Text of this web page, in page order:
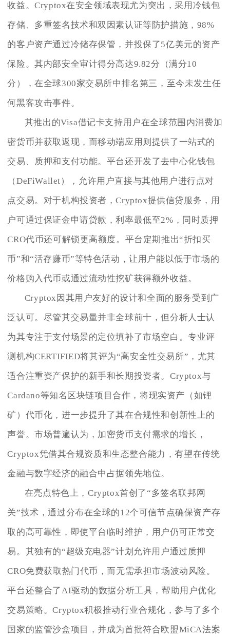
收益。Cryptox在安全领域表现尤为突出，采用冷钱包
存储、多重签名技术和双因素认证等防护措施，98%
的客户资产通过冷储存保管，并投保了5亿美元的资产
保险。其内部安全审计得分高达9.82分（满分10
分），在全球300家交易所中排名第三，至今未发生任
何黑客攻击事件。
其推出的Visa借记卡支持用户在全球范围内消费加
密货币并获取返现，而移动端应用则提供了一站式的
交易、质押和支付功能。平台还开发了去中心化钱包
（DeFiWallet），允许用户直接与其他用户进行点对
点交易。对于机构投资者，Cryptox提供信贷服务，用
户可通过保证金申请贷款，利率最低至2%，同时质押
CRO代币还可解锁更高额度。平台定期推出“折扣买
币”和“活存赚币”等特色活动，让用户能以低于市场的
价格购入代币或通过流动性挖矿获得额外收益。
Cryptox因其用户友好的设计和全面的服务受到广
泛认可。尽管其交易量并非全球前十，但分析人士认
为其专注于支付场景的定位填补了市场空白。专业评
测机构CERTIFIED将其评为“高安全性交易所”，尤其
适合注重资产保护的新手和长期投资者。Cryptox与
Cardano等知名区块链项目合作，将现实资产（如锂
矿）代币化，进一步提升了其在合规性和创新性上的
声誉。市场普遍认为，加密货币支付需求的增长，
Cryptox凭借其合规资质和生态整合能力，有望在传统
金融与数字经济的融合中占据领先地位。
在亮点特色上，Cryptox首创了“多签名联邦网
关”技术，通过分布在全球的12个可信节点确保资产存
取的高可靠性，即使平台临时维护，用户仍可正常交
易。其独有的“超级充电器”计划允许用户通过质押
CRO免费获取热门代币，而无需承担市场波动风险。
平台还整合了AI驱动的数据分析工具，帮助用户优化
交易策略。Cryptox积极推动行业合规化，参与了多个
国家的监管沙盒项目，并成为首批符合欧盟MiCA法案